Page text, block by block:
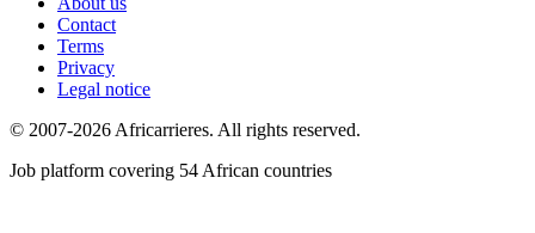
Contact
Terms
Privacy
Legal notice
© 2007-2026 Africarrieres. All rights reserved.
Job platform covering 54 African countries